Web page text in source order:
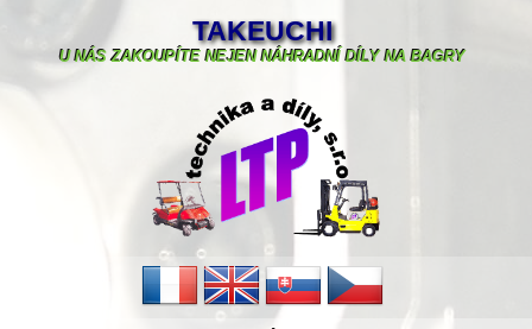
TAKEUCHI
U NÁS ZAKOUPÍTE NEJEN NÁHRADNÍ DÍLY NA BAGRY